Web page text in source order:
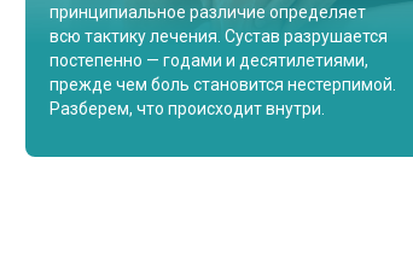
принципиальное различие определяет
всю тактику лечения. Сустав разрушается
постепенно — годами и десятилетиями,
прежде чем боль становится нестерпимой.
Разберем, что происходит внутри.